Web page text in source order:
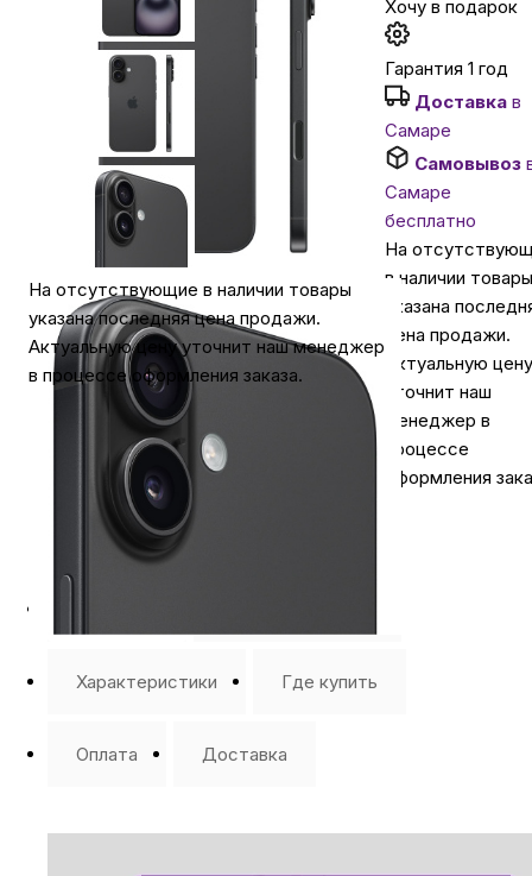
На отсутствующие в наличии товары
указана последняя цена продажи.
Актуальную цену уточнит наш менеджер
в процессе оформления заказа.
Хочу в подарок
Гарантия 1 год
Доставка в
Самаре
Самовывоз
Самаре
бесплатно
На
в наличии товары
указана
цена продажи.
Актуальную цену
уточнит наш
менеджер в
процессе
оформления
Характеристики Где купить
Оплата Доставка